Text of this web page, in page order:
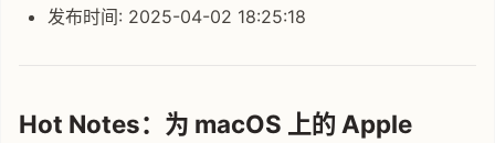
发布时间: 2025-04-02 18:25:18
Hot Notes：为 macOS 上的 Apple